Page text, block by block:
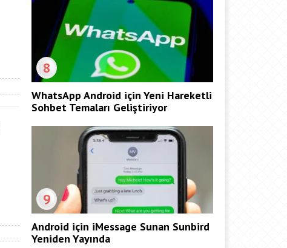
8
WhatsApp Android için Yeni Hareketli
Sohbet Temaları Geliştiriyor
9
Android için iMessage Sunan Sunbird
Yeniden Yayında